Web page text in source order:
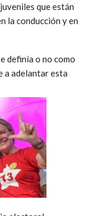
que están
la conducción y en
definía o no como
a adelantar esta